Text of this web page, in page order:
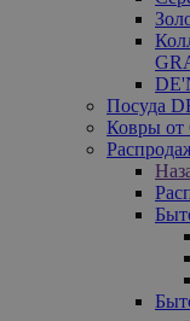
Посуда
Ковры от